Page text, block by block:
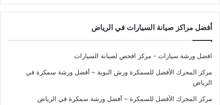
أفضل مراكز صيانة السيارات في الرياض
افضل ورشة سيارات - مركز افحص لصيانة السيارات
مركز المحرك الأفضل للسمكرة ورش البوية – أفضل ورشة سمكرة في
الرياض
مركز المحرك الأفضل للسمكرة – أفضل ورشة سمكرة في الرياض